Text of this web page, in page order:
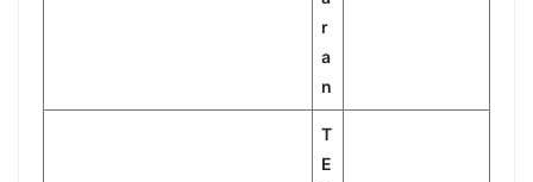
r
a
n
T
E